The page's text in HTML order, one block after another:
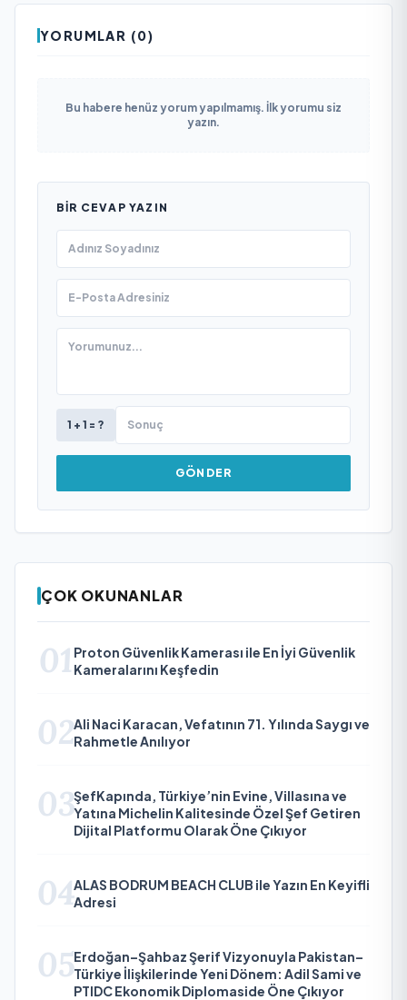
YORUMLAR (0)
Bu habere henüz yorum yapılmamış. İlk yorumu siz
yazın.
BIR CEVAP YAZIN
1 + 1 = ?
GÖNDER
ÇOK OKUNANLAR
01 Proton Güvenlik Kamerası ile En İyi Güvenlik
Kameralarını Keşfedin
02Ali Naci Karacan, Vefatının 71. Yılında Saygı ve
Rahmetle Anılıyor
03ŞefKapında, Türkiye’nin Evine, Villasına ve
Yatına Michelin Kalitesinde Özel Şef Getiren
Dijital Platformu Olarak Öne Çıkıyor
04ALAS BODRUM BEACH CLUB ile Yazın En Keyifli
Adresi
05Erdoğan–Şahbaz Şerif Vizyonuyla Pakistan–
Türkiye İlişkilerinde Yeni Dönem: Adil Sami ve
PTIDC Ekonomik Diplomaside Öne Çıkıyor